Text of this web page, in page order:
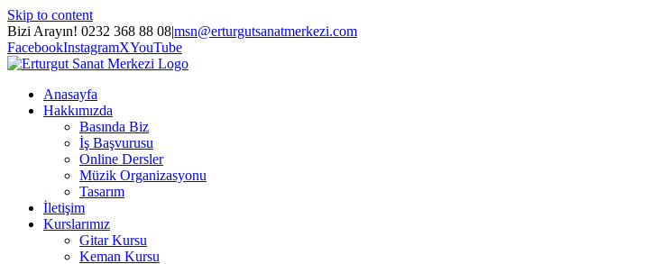
Skip to content
Bizi Arayın! 0232 368 88 08|msn@erturgutsanatmerkezi.com
FacebookInstagramXYouTube
Anasayfa
Hakkımızda
Basında Biz
İş Başvurusu
Online Dersler
Müzik Organizasyonu
Tasarım
İletişim
Kurslarımız
Gitar Kursu
Keman Kursu